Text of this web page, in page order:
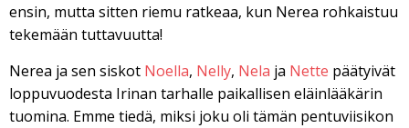
ensin, mutta sitten riemu ratkeaa, kun Nerea rohkaistuu
tekemään tuttavuutta!
Nerea ja sen siskot Noella, Nelly, Nela ja Nette päätyivät
loppuvuodesta Irinan tarhalle paikallisen eläinlääkärin
tuomina. Emme tiedä, miksi joku oli tämän pentuviisikon